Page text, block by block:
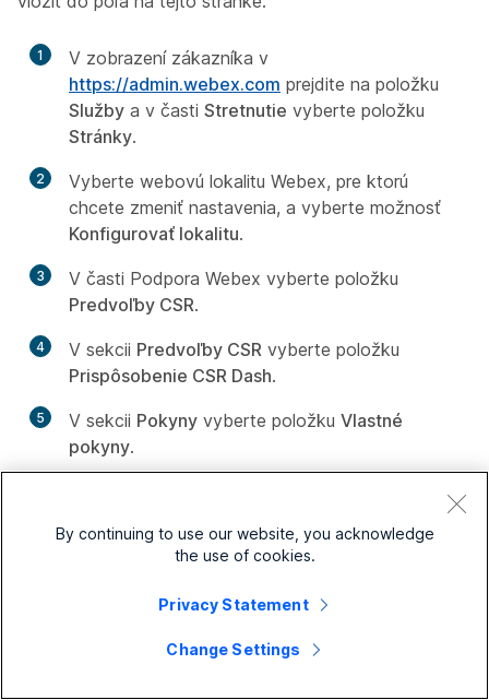
1
V zobrazení zákazníka v
https://admin.webex.com prejdite na položku
Služby a v časti Stretnutie vyberte položku
Stránky.
2
Vyberte webovú lokalitu Webex, pre ktorú
chcete zmeniť nastavenia, a vyberte možnosť
Konfigurovať lokalitu.
3
V časti Podpora Webex vyberte položku
Predvoľby CSR.
4 V sekcii Predvoľby CSR vyberte položku
Prispôsobenie CSR Dash.
5 V sekcii Pokyny vyberte položku Vlastné
pokyny.
Obyčajný text: pokyny nie sú
naformátované. Je možné zadať až 2000
tak, aby pridávali očíslované zoznamy a
By continuing to use our website, you acknowledge
the use of cookies.
Privacy Statement
Change Settings